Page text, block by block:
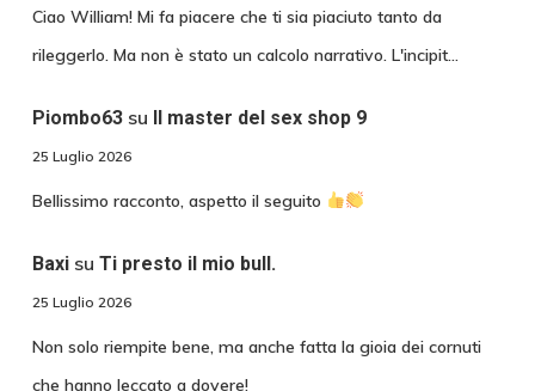
Ciao William! Mi fa piacere che ti sia piaciuto tanto da
rileggerlo. Ma non è stato un calcolo narrativo. L'incipit…
Piombo63su Il master del sex shop 9
25 Luglio 2026
Bellissimo racconto, aspetto il seguito
Baxisu Ti presto il mio bull.
25 Luglio 2026
Non solo riempite bene, ma anche fatta la gioia dei cornuti
che hanno leccato a dovere!